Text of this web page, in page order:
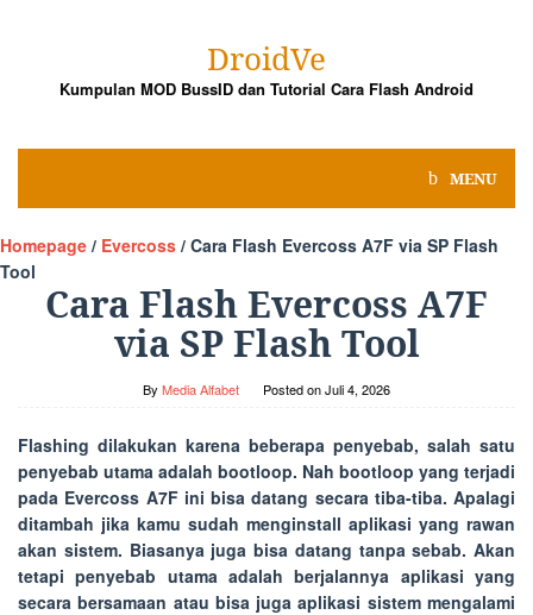
DroidVe
Kumpulan MOD BussID dan Tutorial Cara Flash Android
MENU
Homepage / Evercoss / Cara Flash Evercoss A7F via SP Flash
Tool
Cara Flash Evercoss A7F
via SP Flash Tool
By Media Alfabet Posted onJuli 4, 2026
Flashing dilakukan karena beberapa penyebab, salah satu
penyebab utama adalah bootloop. Nah bootloop yang terjadi
pada Evercoss A7F ini bisa datang secara tiba-tiba. Apalagi
ditambah jika kamu sudah menginstall aplikasi yang rawan
akan sistem. Biasanya juga bisa datang tanpa sebab. Akan
tetapi penyebab utama adalah berjalannya aplikasi yang
secara bersamaan atau bisa juga aplikasi sistem mengalami